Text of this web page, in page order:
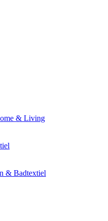
& Living
& Badtextiel